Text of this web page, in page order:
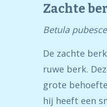
Zachte
Betula
De zachte
ruwe berk.
grote
hij heeft een